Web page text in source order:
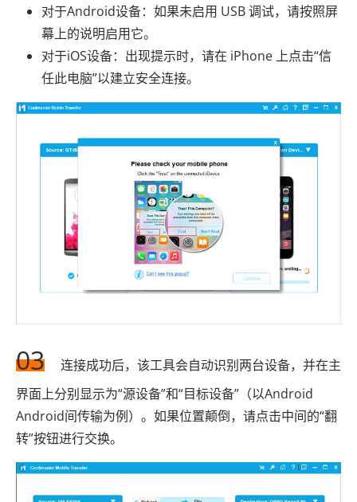
对于Android设备：如果未启用 USB 调试，请按照屏
幕上的说明启用它。
对于iOS设备：出现提示时，请在 iPhone 上点击“信
任此电脑”以建立安全连接。
03
连接成功后，该工具会自动识别两台设备，并在主
界面上分别显示为“源设备”和“目标设备”（以Android
Android间传输为例）。如果位置颠倒，请点击中间的“翻
转”按钮进行交换。